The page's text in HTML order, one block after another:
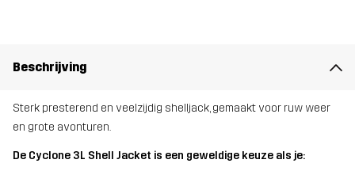
Beschrijving
Sterk presterend en veelzijdig shelljack, gemaakt voor ruw weer
en grote avonturen.
De Cyclone 3L Shell Jacket is een geweldige keuze als je: